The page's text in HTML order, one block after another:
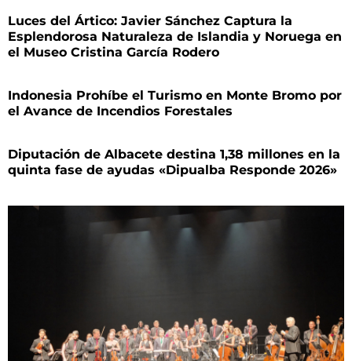
Luces del Ártico: Javier Sánchez Captura la
Esplendorosa Naturaleza de Islandia y Noruega en
el Museo Cristina García Rodero
Indonesia Prohíbe el Turismo en Monte Bromo por
el Avance de Incendios Forestales
Diputación de Albacete destina 1,38 millones en la
quinta fase de ayudas «Dipualba Responde 2026»